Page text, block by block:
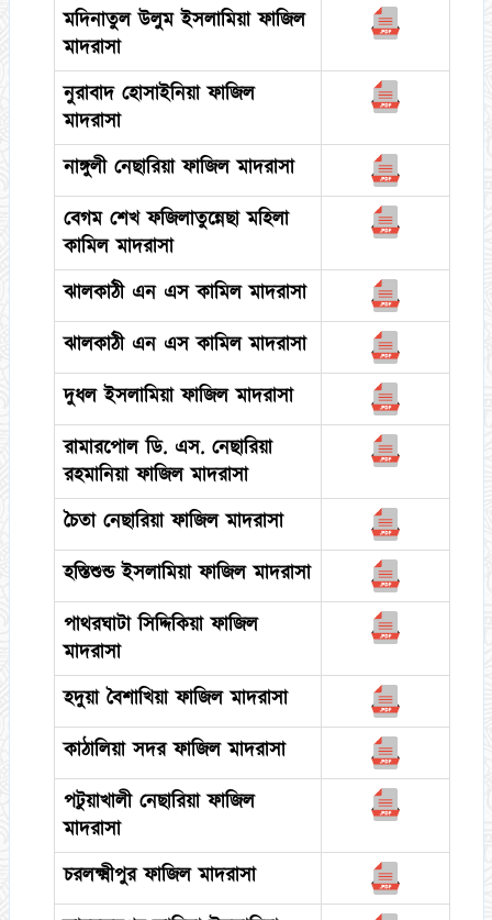
মদিনাতুল উলুম ইসলামিয়া ফাজিল
মাদরাসা
নুরাবাদ হোসাইনিয়া ফাজিল
মাদরাসা
নাঙ্গুলী নেছারিয়া ফাজিল মাদরাসা
বেগম শেখ ফজিলাতুন্নেছা মহিলা
কামিল মাদরাসা
ঝালকাঠী এন এস কামিল মাদরাসা
ঝালকাঠী এন এস কামিল মাদরাসা
দুধল ইসলামিয়া ফাজিল মাদরাসা
রামারপোল ডি. এস. নেছারিয়া
রহমানিয়া ফাজিল মাদরাসা
চৈতা নেছারিয়া ফাজিল মাদরাসা
হস্তিশুন্ড ইসলামিয়া ফাজিল মাদরাসা
পাথরঘাটা সিদ্দিকিয়া ফাজিল
মাদরাসা
হদুয়া বৈশাখিয়া ফাজিল মাদরাসা
কাঠালিয়া সদর ফাজিল মাদরাসা
পটুয়াখালী নেছারিয়া ফাজিল
মাদরাসা
চরলক্ষ্মীপুর ফাজিল মাদরাসা